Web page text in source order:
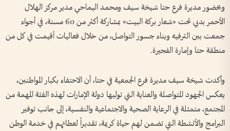
وبحضور مديرة فرع حتا شيخة سيف ومحمد اليماحي مدير مركز الهلال
الأحمر بدبي تحت «شعار بركة البيت» بمشاركة أكثر من 60 مسنة، في أجواء
جمعت بين الترفيه وبناء جسور التواصل، من خلال فعاليات أقيمت في كل من
منطقة حتا وإمارة الفجيرة.
وأكدت شيخة سيف مديرة فرع الجمعية في حتا، أن الاحتفاء بكبار المواطنين،
يعكس الجهود المتواصلة والعناية التي توليها دولة الإمارات لهذه الفئة المهمة من
المجتمع، متمثلة في الرعاية الصحية والاجتماعية والنفسية، إلى جانب توفير
البرامج والأنشطة التي تضمن لهم حياة كريمة، تقديراً لعطائهم في خدمة الوطن